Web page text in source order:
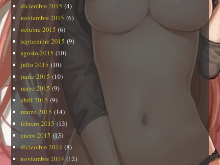
diciembre 2015 (4)
noviembre 2015 (6)
octubre 2015 (6)
septiembre 2015 (9)
agosto 2015 (10)
julio 2015 (10)
junio 2015 (10)
mayo 2015 (9)
abril 2015 (9)
marzo 2015 (14)
febrero 2015 (13)
enero 2015 (13)
diciembre 2014 (8)
noviembre 2014(12)